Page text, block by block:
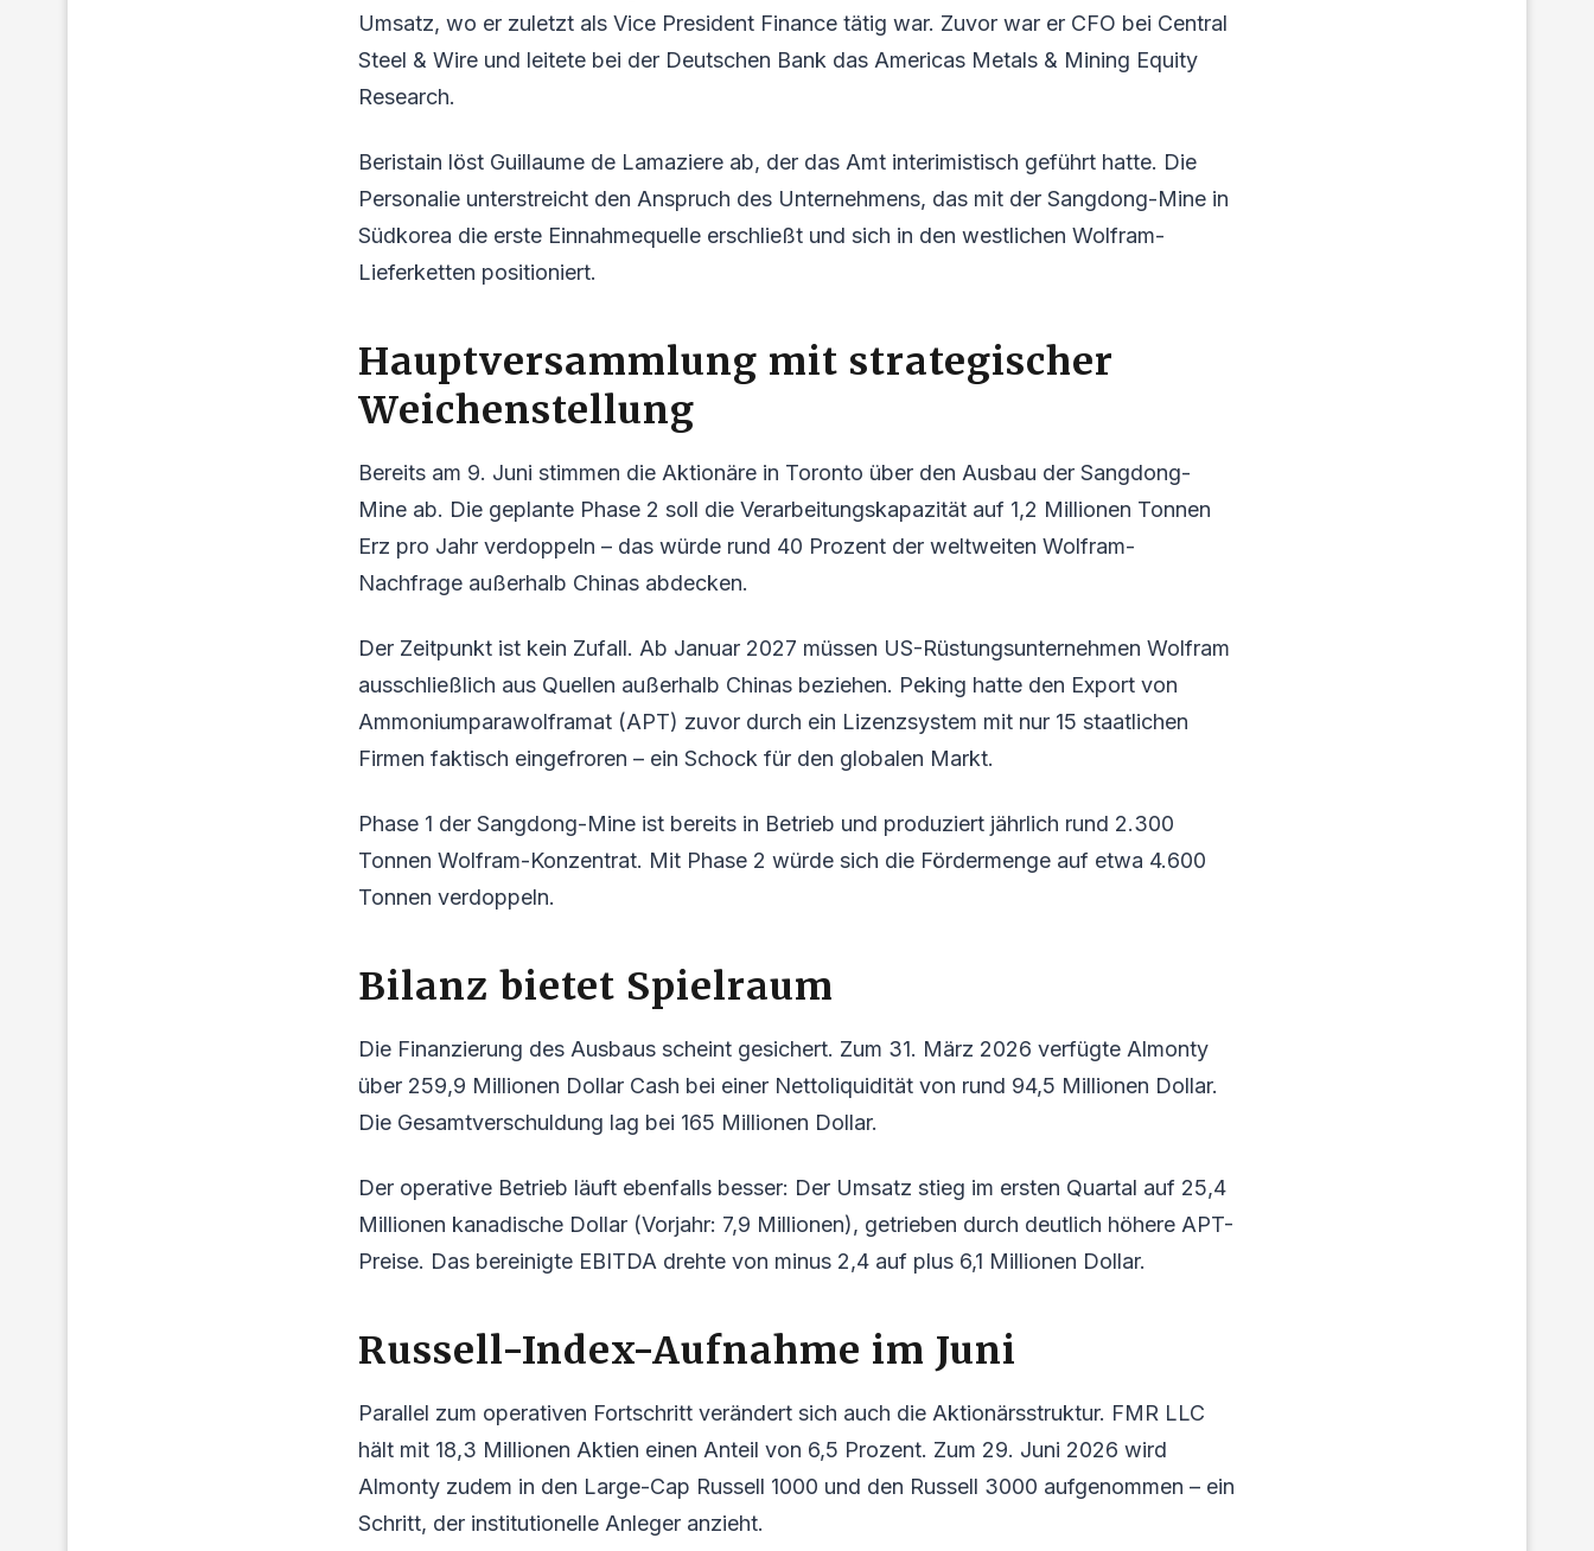
Umsatz, wo er zuletzt als Vice President Finance tätig war. Zuvor war er CFO bei Central
Steel & Wire und leitete bei der Deutschen Bank das Americas Metals & Mining Equity
Research.
Beristain löst Guillaume de Lamaziere ab, der das Amt interimistisch geführt hatte. Die
Personalie unterstreicht den Anspruch des Unternehmens, das mit der Sangdong-Mine in
Südkorea die erste Einnahmequelle erschließt und sich in den westlichen Wolfram-
Lieferketten positioniert.
Hauptversammlung mit strategischer
Weichenstellung
Bereits am 9. Juni stimmen die Aktionäre in Toronto über den Ausbau der Sangdong-
Mine ab. Die geplante Phase 2 soll die Verarbeitungskapazität auf 1,2 Millionen Tonnen
Erz pro Jahr verdoppeln – das würde rund 40 Prozent der weltweiten Wolfram-
Nachfrage außerhalb Chinas abdecken.
Der Zeitpunkt ist kein Zufall. Ab Januar 2027 müssen US-Rüstungsunternehmen Wolfram
ausschließlich aus Quellen außerhalb Chinas beziehen. Peking hatte den Export von
Ammoniumparawolframat (APT) zuvor durch ein Lizenzsystem mit nur 15 staatlichen
Firmen faktisch eingefroren – ein Schock für den globalen Markt.
Phase 1 der Sangdong-Mine ist bereits in Betrieb und produziert jährlich rund 2.300
Tonnen Wolfram-Konzentrat. Mit Phase 2 würde sich die Fördermenge auf etwa 4.600
Tonnen verdoppeln.
Bilanz bietet Spielraum
Die Finanzierung des Ausbaus scheint gesichert. Zum 31. März 2026 verfügte Almonty
über 259,9 Millionen Dollar Cash bei einer Nettoliquidität von rund 94,5 Millionen Dollar.
Die Gesamtverschuldung lag bei 165 Millionen Dollar.
Der operative Betrieb läuft ebenfalls besser: Der Umsatz stieg im ersten Quartal auf 25,4
Millionen kanadische Dollar (Vorjahr: 7,9 Millionen), getrieben durch deutlich höhere APT-
Preise. Das bereinigte EBITDA drehte von minus 2,4 auf plus 6,1 Millionen Dollar.
Russell-Index-Aufnahme im Juni
Parallel zum operativen Fortschritt verändert sich auch die Aktionärsstruktur. FMR LLC
hält mit 18,3 Millionen Aktien einen Anteil von 6,5 Prozent. Zum 29. Juni 2026 wird
Almonty zudem in den Large-Cap Russell 1000 und den Russell 3000 aufgenommen – ein
Schritt, der institutionelle Anleger anzieht.